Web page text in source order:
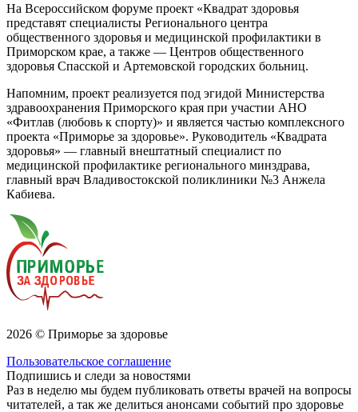
На Всероссийском форуме проект «Квадрат здоровья
представят специалисты Регионального центра
общественного здоровья и медицинской профилактики в
Приморском крае, а также — Центров общественного
здоровья Спасской и Артемовской городских больниц.
Напомним, проект реализуется под эгидой Министерства
здравоохранения Приморского края при участии АНО
«Фитлав (любовь к спорту)» и является частью комплексного
проекта «Приморье за здоровье». Руководитель «Квадрата
здоровья» — главный внештатный специалист по
медицинской профилактике регионального минздрава,
главный врач Владивостокской поликлиники №3 Анжела
Кабиева.
2026 © Приморье за здоровье
Пользовательское соглашение
Подпишись и следи за новостями
Раз в неделю мы будем публиковать ответы врачей на вопросы
читателей, а так же делиться анонсами событий про здоровье